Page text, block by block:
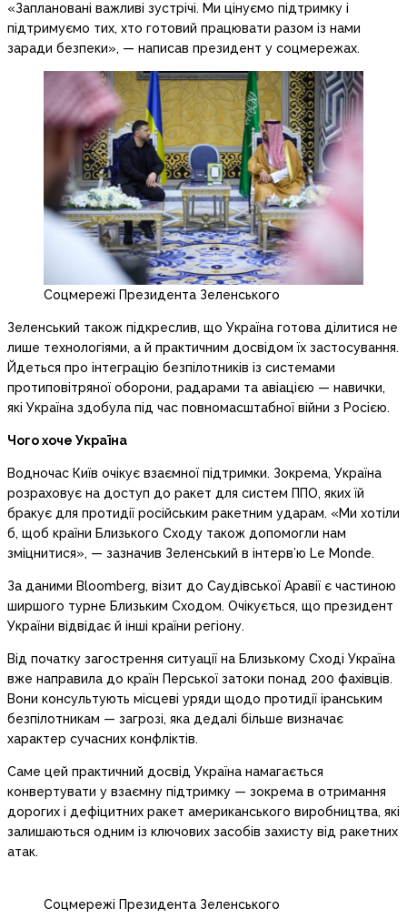
«Заплановані важливі зустрічі. Ми цінуємо підтримку і
підтримуємо тих, хто готовий працювати разом із нами
заради безпеки», — написав президент у соцмережах.
Соцмережі Президента Зеленського
Зеленський також підкреслив, що Україна готова ділитися не
лише технологіями, а й практичним досвідом їх застосування.
Йдеться про інтеграцію безпілотників із системами
протиповітряної оборони, радарами та авіацією — навички,
які Україна здобула під час повномасштабної війни з Росією.
Чого хоче Україна
Водночас Київ очікує взаємної підтримки. Зокрема, Україна
розраховує на доступ до ракет для систем ППО, яких їй
бракує для протидії російським ракетним ударам. «Ми хотіли
б, щоб країни Близького Сходу також допомогли нам
зміцнитися», — зазначив Зеленський в інтерв’ю Le Monde.
За даними Bloomberg, візит до Саудівської Аравії є частиною
ширшого турне Близьким Сходом. Очікується, що президент
України відвідає й інші країни регіону.
Від початку загострення ситуації на Близькому Сході Україна
вже направила до країн Перської затоки понад 200 фахівців.
Вони консультують місцеві уряди щодо протидії іранським
безпілотникам — загрозі, яка дедалі більше визначає
характер сучасних конфліктів.
Саме цей практичний досвід Україна намагається
конвертувати у взаємну підтримку — зокрема в отримання
дорогих і дефіцитних ракет американського виробництва, які
залишаються одним із ключових засобів захисту від ракетних
атак.
Соцмережі Президента Зеленського